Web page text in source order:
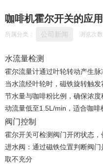
咖啡机霍尔开关的应
所属分类： 公司新闻 浏览次数
水流量检测
霍尔流量计通过叶轮转动产生脉
当水流经叶轮时，磁铁旋转触
节水量与咖啡粉比例，确保浓
动流量低至1.5L/min，适合咖啡
阀门控制
霍尔开关可检测阀门开闭状态，
进水阀：通过磁铁位置判断阀
取不充分‌